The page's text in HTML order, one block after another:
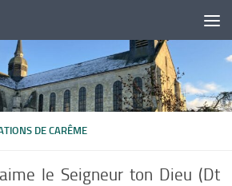
DE CARÊME
le Seigneur ton Dieu (Dt